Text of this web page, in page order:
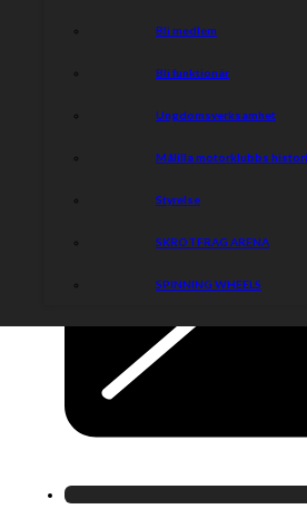
Bli medlem
Bli funktionär
Ungdomsverksamhet
Målilla motorklubbs
Styrelse
SKROTFRAG ARENA
SPINNING WHEELS